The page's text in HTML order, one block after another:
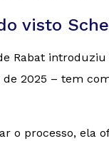
visto
Rabat
2025 – tem
o processo,